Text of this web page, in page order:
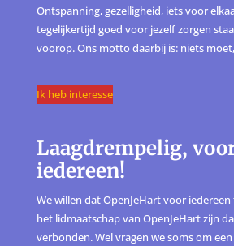
Ontspanning, gezelligheid, iets voor
tegelijkertijd goed voor jezelf zorgen
voorop. Ons motto daarbij is: niets
Ik heb interesse
Laagdrempelig,
iedereen!
We willen dat OpenJeHart voor iedereen
het lidmaatschap van OpenJeHart zijn
verbonden. Wel vragen we soms om